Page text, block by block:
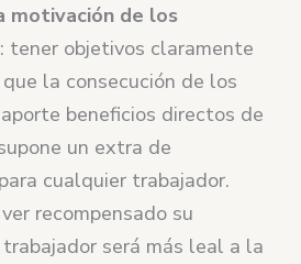
motivación de los
tener objetivos claramente
la consecución de los
beneficios directos de
un extra de
cualquier trabajador.
recompensado su
será más leal a la